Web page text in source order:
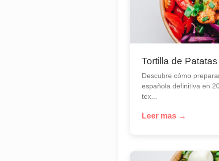
Tortilla de
Descubre cómo
española definitiva en
tex...
Leer mas →